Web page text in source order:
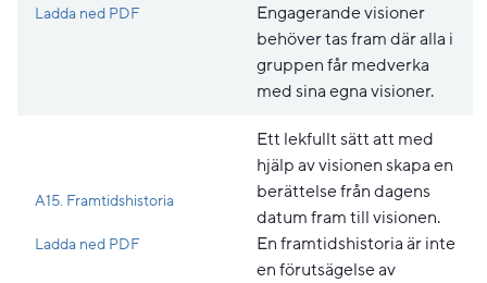
Ladda ned PDFPdf, 206 kB, öppnas i nytt fönster.
Engagerande visioner
behöver tas fram där alla i
gruppen får medverka
med sina egna visioner.
A15. Framtidshistoria
Ladda ned PDFPdf, 193.1 kB, öppnas i nytt fönster.
Ett lekfullt sätt att med
hjälp av visionen skapa en
berättelse från dagens
datum fram till visionen.
En framtidshistoria är inte
en förutsägelse av